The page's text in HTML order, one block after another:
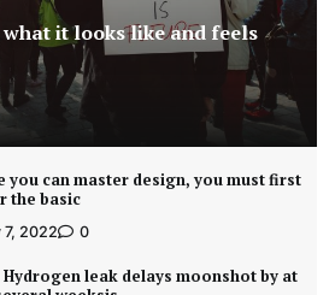
it looks like and feels
you can master design, you must first
the basic
7, 2022 0
leak delays moonshot by at